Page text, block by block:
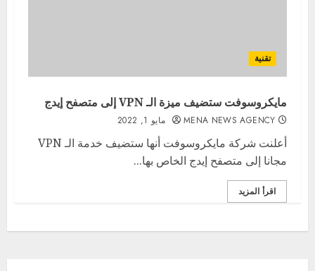
تقنية
مايكروسوفت ستضيف ميزة الـ VPN إلى متصفح إيدج
MENA NEWS AGENCY مايو 1, 2022
أعلنت شركة مايكروسوفت أنها ستضيف خدمة الـ VPN
مجانا إلى متصفح إيدج الخاص بها...
اقرأ المزيد